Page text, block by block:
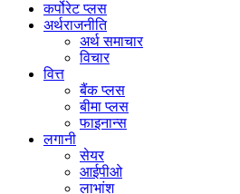
कर्पोरेट प्लस
अर्थराजनीति
अर्थ समाचार
विचार
वित्त
बैंक प्लस
बीमा प्लस
फाइनान्स
लगानी
सेयर
आईपीओ
लाभांश